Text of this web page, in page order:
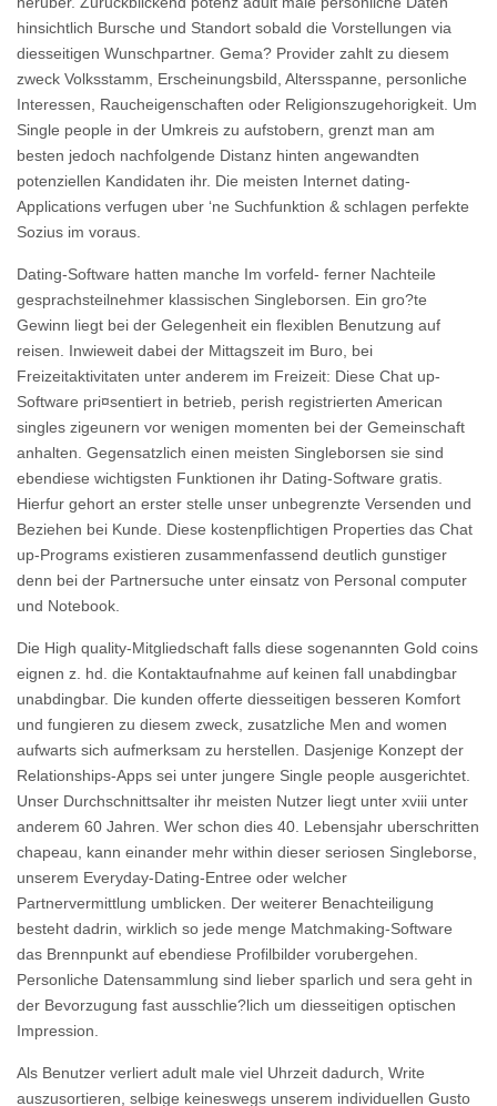
hinsichtlich Bursche und Standort sobald die Vorstellungen via
diesseitigen Wunschpartner. Gema? Provider zahlt zu diesem
zweck Volksstamm, Erscheinungsbild, Altersspanne, personliche
Interessen, Raucheigenschaften oder Religionszugehorigkeit. Um
Single people in der Umkreis zu aufstobern, grenzt man am
besten jedoch nachfolgende Distanz hinten angewandten
potenziellen Kandidaten ihr. Die meisten Internet dating-
Applications verfugen uber ‘ne Suchfunktion & schlagen perfekte
Sozius im voraus.
Dating-Software hatten manche Im vorfeld- ferner Nachteile
gesprachsteilnehmer klassischen Singleborsen. Ein gro?te
Gewinn liegt bei der Gelegenheit ein flexiblen Benutzung auf
reisen. Inwieweit dabei der Mittagszeit im Buro, bei
Freizeitaktivitaten unter anderem im Freizeit: Diese Chat up-
Software pri¤sentiert in betrieb, perish registrierten American
singles zigeunern vor wenigen momenten bei der Gemeinschaft
anhalten. Gegensatzlich einen meisten Singleborsen sie sind
ebendiese wichtigsten Funktionen ihr Dating-Software gratis.
Hierfur gehort an erster stelle unser unbegrenzte Versenden und
Beziehen bei Kunde. Diese kostenpflichtigen Properties das Chat
up-Programs existieren zusammenfassend deutlich gunstiger
denn bei der Partnersuche unter einsatz von Personal computer
und Notebook.
Die High quality-Mitgliedschaft falls diese sogenannten Gold coins
eignen z. hd. die Kontaktaufnahme auf keinen fall unabdingbar
unabdingbar. Die kunden offerte diesseitigen besseren Komfort
und fungieren zu diesem zweck, zusatzliche Men and women
aufwarts sich aufmerksam zu herstellen. Dasjenige Konzept der
Relationships-Apps sei unter jungere Single people ausgerichtet.
Unser Durchschnittsalter ihr meisten Nutzer liegt unter xviii unter
anderem 60 Jahren. Wer schon dies 40. Lebensjahr uberschritten
chapeau, kann einander mehr within dieser seriosen Singleborse,
unserem Everyday-Dating-Entree oder welcher
Partnervermittlung umblicken. Der weiterer Benachteiligung
besteht dadrin, wirklich so jede menge Matchmaking-Software
das Brennpunkt auf ebendiese Profilbilder vorubergehen.
Personliche Datensammlung sind lieber sparlich und sera geht in
der Bevorzugung fast ausschlie?lich um diesseitigen optischen
Impression.
Als Benutzer verliert adult male viel Uhrzeit dadurch, Write
auszusortieren, selbige keineswegs unserem individuellen Gusto